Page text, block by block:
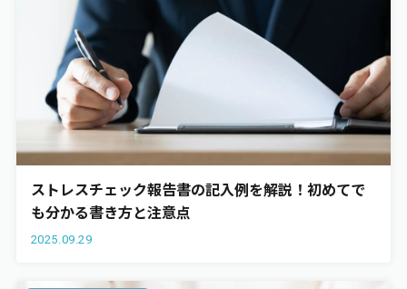
ストレスチェック報告書の記入例を解説！初めてで
も分かる書き方と注意点
2025.09.29